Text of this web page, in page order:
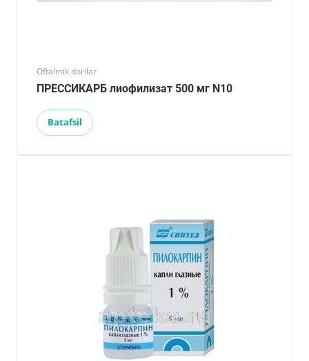
Oftalmik dorilar
ПРЕССИКАРБ лиофилизат 500 мг N10
Batafsil